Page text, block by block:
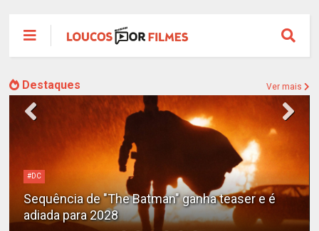
Destaques Ver mais
#DC
Sequência de "The Batman" ganha teaser e é
adiada para 2028